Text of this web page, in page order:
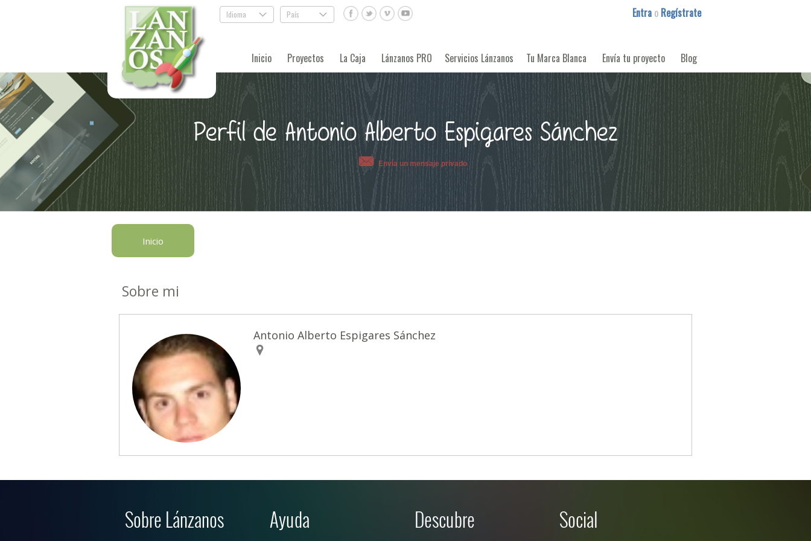
Idioma . País . Entra o Regístrate
Inicio Proyectos La Caja Lánzanos PRO Servicios Lánzanos Tu Marca Blanca Envía tu proyecto Blog
Perfil de Antonio Alberto Espigares Sánchez
Envía un mensaje privado
Inicio
Sobre mi
Antonio Alberto Espigares Sánchez
Sobre Lánzanos Ayuda Descubre Social